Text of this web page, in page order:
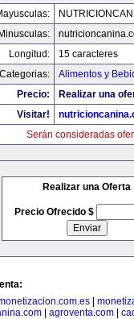
Minusculas:
Longitud:
15 caracteres
Categorias:
Alimentos y
Precio:
Realizar una
Visitar!
Serán consideradas
Realizar una Oferta
Precio Ofrecido $
|
| agroventa.com|